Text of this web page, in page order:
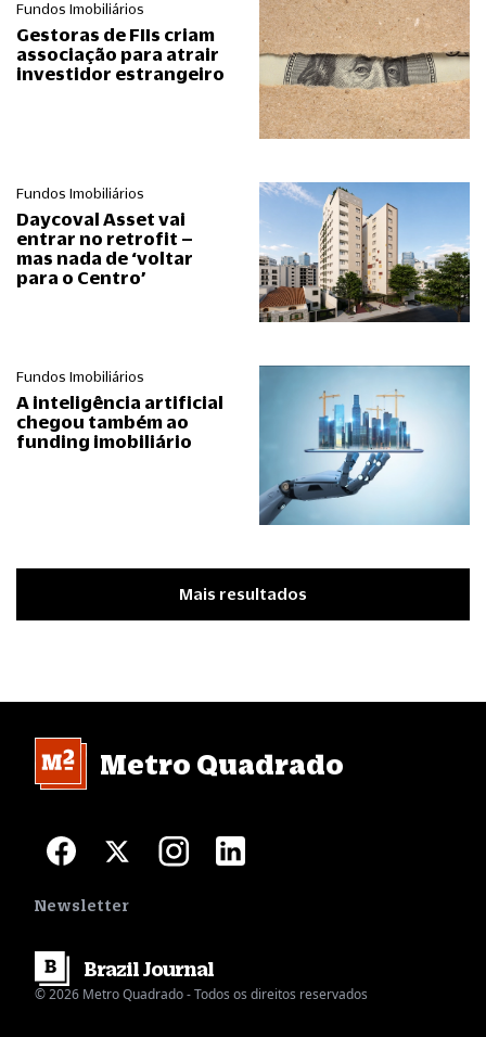
Fundos Imobiliários
Gestoras de FIIs criam
associação para atrair
investidor estrangeiro
Fundos Imobiliários
Daycoval Asset vai
entrar no retrofit –
mas nada de ‘voltar
para o Centro’
Fundos Imobiliários
A inteligência artificial
chegou também ao
funding imobiliário
Mais resultados
Metro Quadrado
Newsletter
© 2026 Metro Quadrado - Todos os direitos reservados
BrazilJournal